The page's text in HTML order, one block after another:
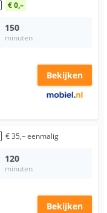
€ 0,–
150
minuten
Bekijken
€35,–eenmalig
120
minuten
Bekijken